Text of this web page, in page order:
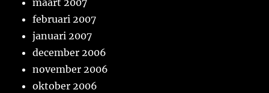
maart 2007
februari 2007
januari 2007
december 2006
november 2006
oktober 2006